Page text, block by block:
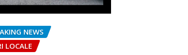
NEWS
LOCALE